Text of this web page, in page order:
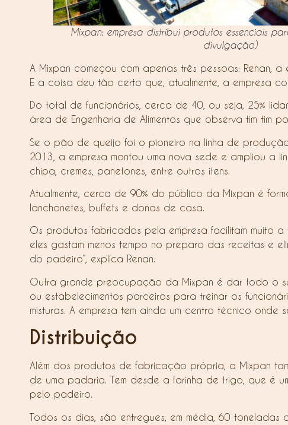
Mixpan: empresa distribui produtos essenciais
divulgação)
A Mixpan começou com apenas três pessoas: Renan,
E a coisa deu tão certo que, atualmente, a empresa
Do total de funcionários, cerca de 40, ou seja, 25%
área de Engenharia de Alimentos que observa tim tim
Se o pão de queijo foi o pioneiro na linha de produção
2013, a empresa montou uma nova sede e ampliou a
chipa, cremes, panetones, entre outros itens.
Atualmente, cerca de 90% do público da Mixpan é
lanchonetes, buffets e donas de casa.
Os produtos fabricados pela empresa facilitam muito
eles gastam menos tempo no preparo das receitas e
do padeiro”, explica Renan.
Outra grande preocupação da Mixpan é dar todo o
ou estabelecimentos parceiros para treinar os
misturas. A empresa tem ainda um centro técnico onde
Distribuição
Além dos produtos de fabricação própria, a Mixpan
de uma padaria. Tem desde a farinha de trigo, que é
pelo padeiro.
Todos os dias, são entregues, em média, 60